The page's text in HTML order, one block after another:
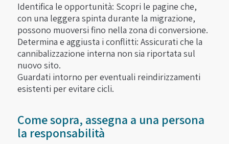
Identifica le opportunità: Scopri le pagine che,
con una leggera spinta durante la migrazione,
possono muoversi fino nella zona di conversione.
Determina e aggiusta i conflitti: Assicurati che la
cannibalizzazione interna non sia riportata sul
nuovo sito.
Guardati intorno per eventuali reindirizzamenti
esistenti per evitare cicli.
Come sopra, assegna a una persona
la responsabilità